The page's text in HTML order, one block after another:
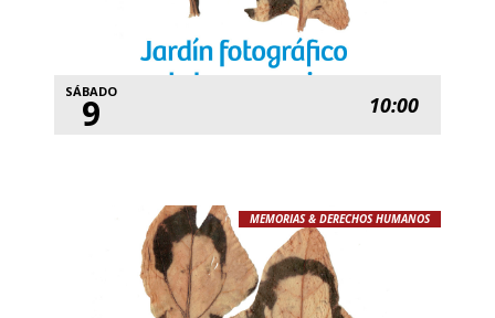
SÁBADO
9 10:00
MEMORIAS & DERECHOS HUMANOS